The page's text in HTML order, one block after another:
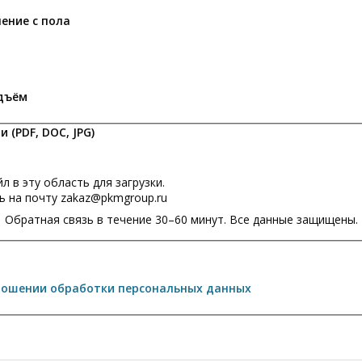
с пола
DOC, JPG)
эту область для загрузки.
почту zakaz@pkmgroup.ru
Обратная связь в течение 30–60 минут. Все данные защищены.
обработки персональных данных